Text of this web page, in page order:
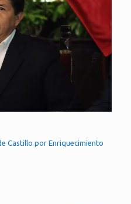
Castillo por Enriquecimiento